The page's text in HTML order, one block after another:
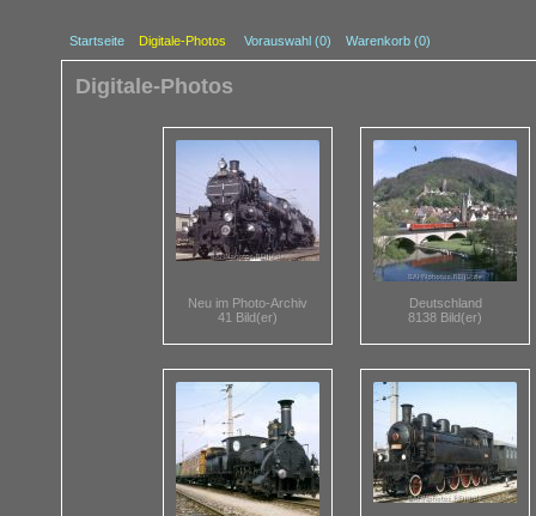
Startseite Digitale-Photos Vorauswahl (0) Warenkorb (0)
Digitale-Photos
Neu im Photo-Archiv
41 Bild(er)
Deutschland
8138 Bild(er)